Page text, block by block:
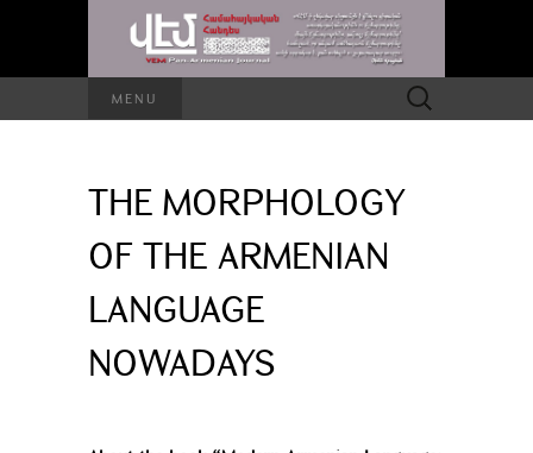
MENU
Search
for:
THE MORPHOLOGY
OF THE ARMENIAN
LANGUAGE
NOWADAYS